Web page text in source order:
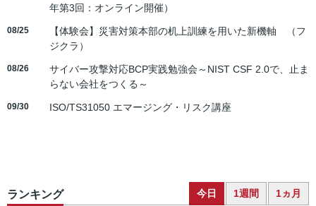
年第3回：オンライン開催）
08/25
【体験会】災害対策本部の机上訓練を用いた新機軸 （フ
ジクラ）
08/26
サイバー攻撃対応BCP実践勉強会～NIST CSF 2.0で、止ま
らない会社をつくる～
09/30 ISO/TS31050 エマージング・リスク講座
ランキング 今日 1週間 1ヵ月